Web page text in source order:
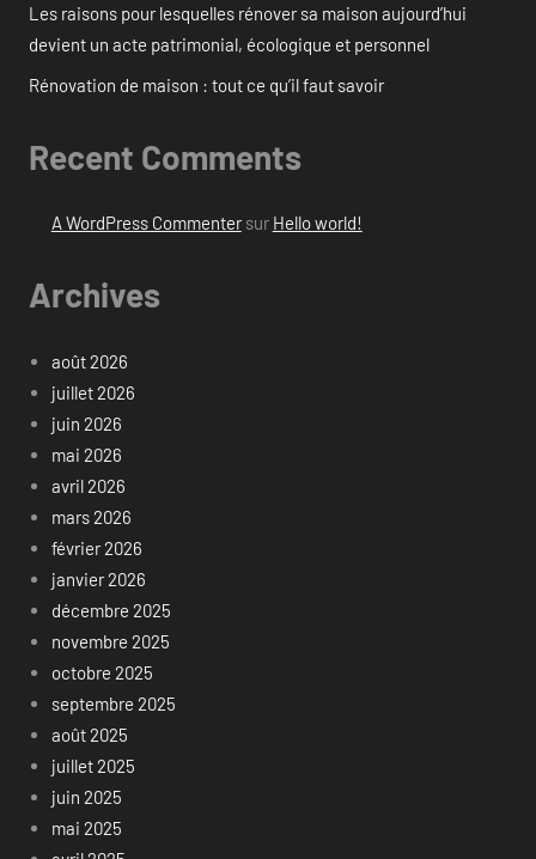
Les raisons pour lesquelles rénover sa maison aujourd’hui
devient un acte patrimonial, écologique et personnel
Rénovation de maison : tout ce qu’il faut savoir
Recent Comments
A WordPress Commentersur Hello world!
Archives
août 2026
juillet 2026
juin 2026
mai 2026
avril 2026
mars 2026
février 2026
janvier 2026
décembre 2025
novembre 2025
octobre 2025
septembre 2025
août 2025
juillet 2025
juin 2025
mai 2025